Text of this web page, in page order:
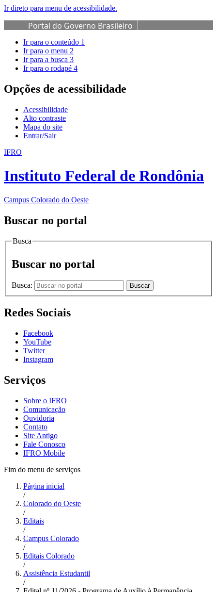
Ir direto para menu de acessibilidade.
Portal do Governo Brasileiro
Ir para o conteúdo 1
Ir para o menu 2
Ir para a busca 3
Ir para o rodapé 4
Opções de acessibilidade
Acessibilidade
Alto contraste
Mapa do site
Entrar/Sair
IFRO
Instituto Federal de Rondônia
Campus Colorado do Oeste
Buscar no portal
Busca
Buscar no portal
Busca: Buscar
Redes Sociais
Facebook
YouTube
Twitter
Instagram
Serviços
Sobre o IFRO
Comunicação
Ouvidoria
Contato
Site Antigo
Fale Conosco
IFRO Mobile
Fim do menu de serviços
Página inicial
/
Colorado do Oeste
/
Editais
/
Campus Colorado
/
Editais Colorado
/
Assistência Estudantil
/